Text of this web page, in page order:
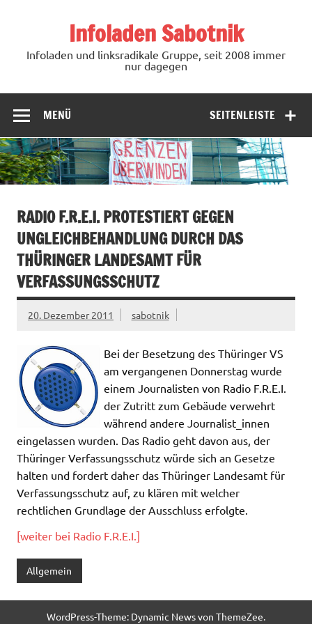
Infoladen Sabotnik
Infoladen und linksradikale Gruppe, seit 2008 immer
nur dagegen
SEITENLEISTE
MENÜ
RADIO F.R.E.I. PROTESTIERT GEGEN
UNGLEICHBEHANDLUNG DURCH DAS
THÜRINGER LANDESAMT FÜR
VERFASSUNGSSCHUTZ
20. Dezember 2011 sabotnik
Bei der Besetzung des Thüringer VS
am vergangenen Donnerstag wurde
einem Journalisten von Radio F.R.E.I.
der Zutritt zum Gebäude verwehrt
während andere Journalist_innen
eingelassen wurden. Das Radio geht davon aus, der
Thüringer Verfassungsschutz würde sich an Gesetze
halten und fordert daher das Thüringer Landesamt für
Verfassungsschutz auf, zu klären mit welcher
rechtlichen Grundlage der Ausschluss erfolgte.
[weiter bei Radio F.R.E.I.]
Allgemein
WordPress-Theme: Dynamic News von ThemeZee.